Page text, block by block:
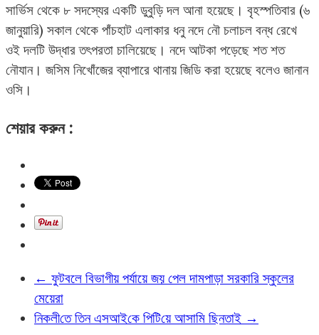
সার্ভিস থেকে ৮ সদস্যের একটি ডুবুড়ি দল আনা হয়েছে। বৃহস্পতিবার (৬
জানুয়ারি) সকাল থেকে পাঁচহাট এলাকার ধনু নদে নৌ চলাচল বন্ধ রেখে
ওই দলটি উদ্ধার তৎপরতা চালিয়েছে। নদে আটকা পড়েছে শত শত
নৌযান। জসিম নিখোঁজের ব্যাপারে থানায় জিডি করা হয়েছে বলেও জানান
ওসি।
শেয়ার করুন :
← ফুটবলে বিভাগীয় পর্যায়ে জয় পেল দামপাড়া সরকারি স্কুলের
মেয়েরা
‌নিকলী‌তে তিন এসআই‌কে পি‌টি‌য়ে আসা‌মি ছিনতাই →